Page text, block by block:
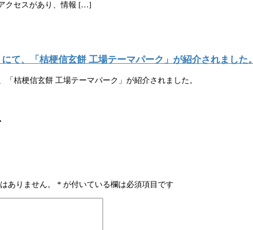
クセスがあり、情報 […]
て、「桔梗信玄餅 工場テーマパーク」が紹介されました。
「桔梗信玄餅 工場テーマパーク」が紹介されました。
ありません。 * が付いている欄は必須項目です